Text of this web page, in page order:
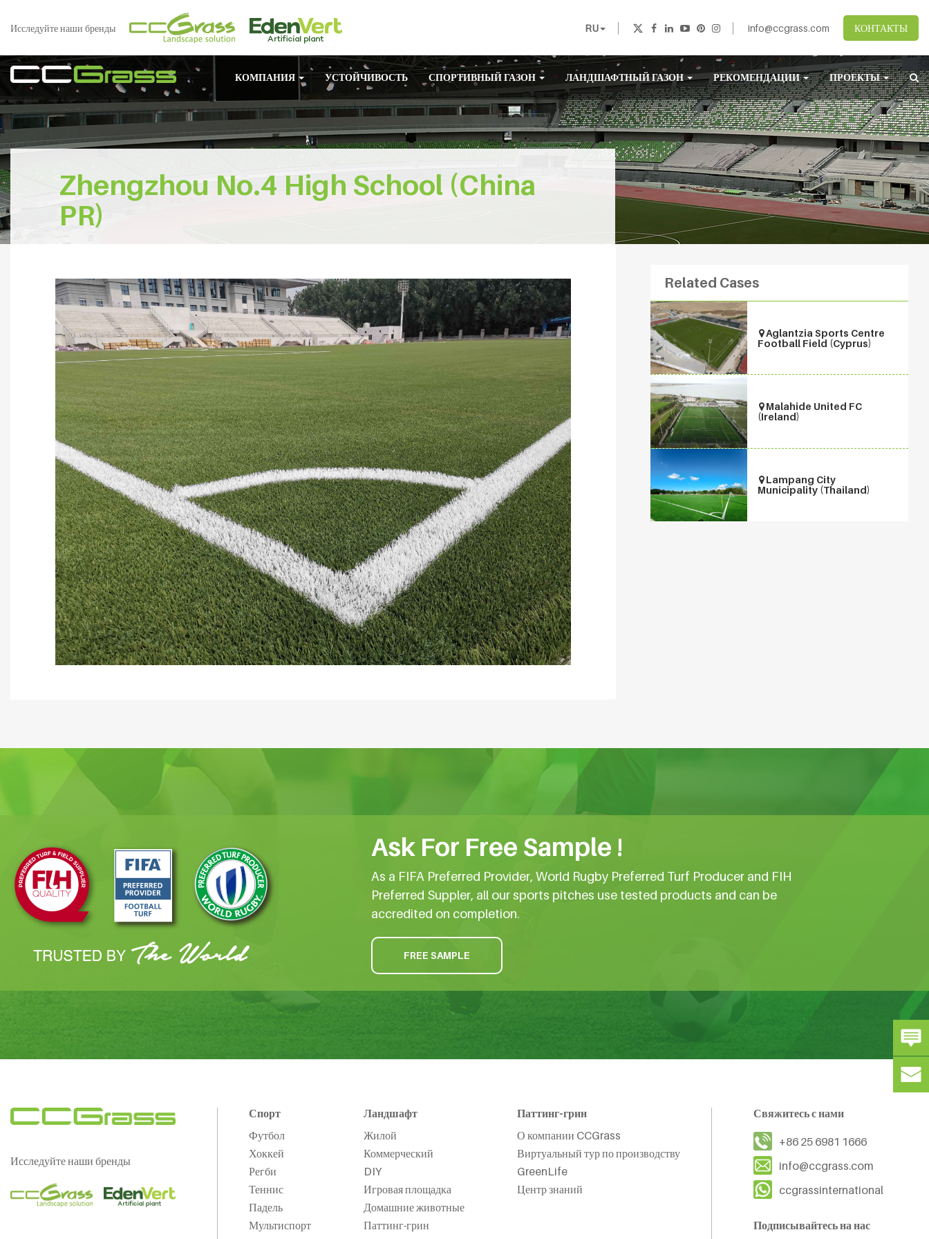
Исследуйте наши бренды RU info@ccgrass.com КОНТАКТЫ
КОМПАНИЯ УСТОЙЧИВОСТЬ СПОРТИВНЫЙ ГАЗОН ЛАНДШАФТНЫЙ ГАЗОН РЕКОМЕНДАЦИИ ПРОЕКТЫ
Zhengzhou No.4 High School (China
PR)
Related Cases
Aglantzia Sports Centre
Football Field (Cyprus)
Malahide United FC
(Ireland)
Lampang City
Municipality (Thailand)
Ask For Free Sample !
As a FIFA Preferred Provider, World Rugby Preferred Turf Producer and FIH
Preferred Suppler, all our sports pitches use tested products and can be
accredited on completion.
FREE SAMPLE
Исследуйте наши бренды
Спорт
Футбол
Хоккей
Регби
Теннис
Падель
Мультиспорт
Ландшафт
Жилой
Коммерческий
DIY
Игровая площадка
Домашние животные
Паттинг-грин
Паттинг-грин
О компании CCGrass
Виртуальный тур по производству
GreenLife
Центр знаний
Свяжитесь с нами
+86 25 6981 1666
info@ccgrass.com
ccgrassinternational
Подписывайтесь на нас